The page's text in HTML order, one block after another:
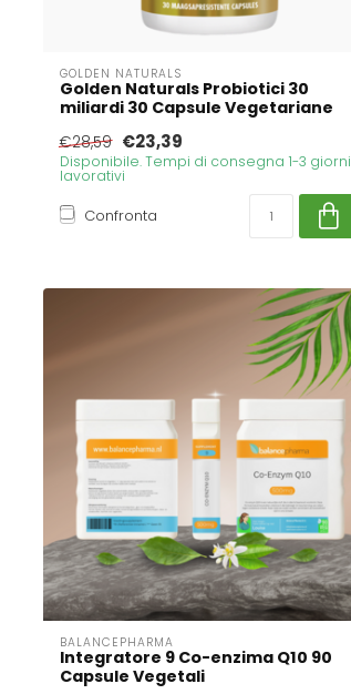
GOLDEN NATURALS
Golden Naturals Probiotici 30
miliardi 30 Capsule Vegetariane
€28,59 €23,39
Disponibile. Tempi di consegna 1-3 giorni
lavorativi
Confronta
BALANCEPHARMA
Integratore 9 Co-enzima Q10 90
Capsule Vegetali